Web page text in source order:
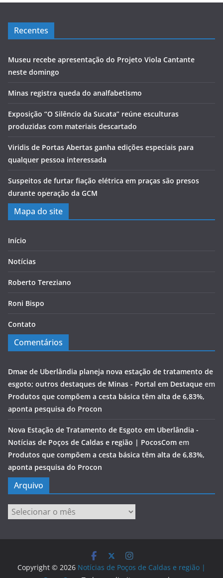
Recentes
Museu recebe apresentação do Projeto Viola Cantante
neste domingo
Minas registra queda do analfabetismo
Exposição “O Silêncio da Sucata” reúne esculturas
produzidas com materiais descartado
Viridis de Portas Abertas ganha edições especiais para
qualquer pessoa interessada
Suspeitos de furtar fiação elétrica em praças são presos
durante operação da GCM
Mapa do site
Início
Notícias
Roberto Tereziano
Roni Bispo
Contato
Comentários
Dmae de Uberlândia planeja nova estação de tratamento de
esgoto; outros destaques de Minas - Portal em Destaque em
Produtos que compõem a cesta básica têm alta de 6,83%,
aponta pesquisa do Procon
Nova Estação de Tratamento de Esgoto em Uberlândia -
Notícias de Poços de Caldas e região | PocosCom em
Produtos que compõem a cesta básica têm alta de 6,83%,
aponta pesquisa do Procon
Arquivo
Arquivo
Copyright © 2026 Notícias de Poços de Caldas e região |